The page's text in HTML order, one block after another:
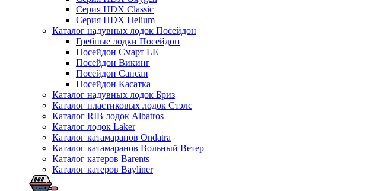
Серия HDX Classic
Серия HDX Helium
Каталог надувных лодок Посейдон
Гребные лодки Посейдон
Посейдон Смарт LE
Посейдон Викинг
Посейдон Сапсан
Посейдон Касатка
Каталог надувных лодок Бриз
Каталог пластиковых лодок Стэлс
Каталог RIB лодок Albatros
Каталог лодок Laker
Каталог катамаранов Ondatra
Каталог катамаранов Вольный Ветер
Каталог катеров Barents
Каталог катеров Bayliner